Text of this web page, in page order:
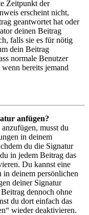
Zeitpunkt der
erscheint nicht,
geantwortet hat oder
deinen Beitrag
falls sie es für nötig
dein Beitrag
normale Benutzer
bereits jemand
anfügen?
musst du
in deinem
du die Signatur
in jedem Beitrag das
Du kannst eine
in deinem persönlichen
deiner Signatur
dennoch ohne
du dort einfach das
wieder deaktivieren.